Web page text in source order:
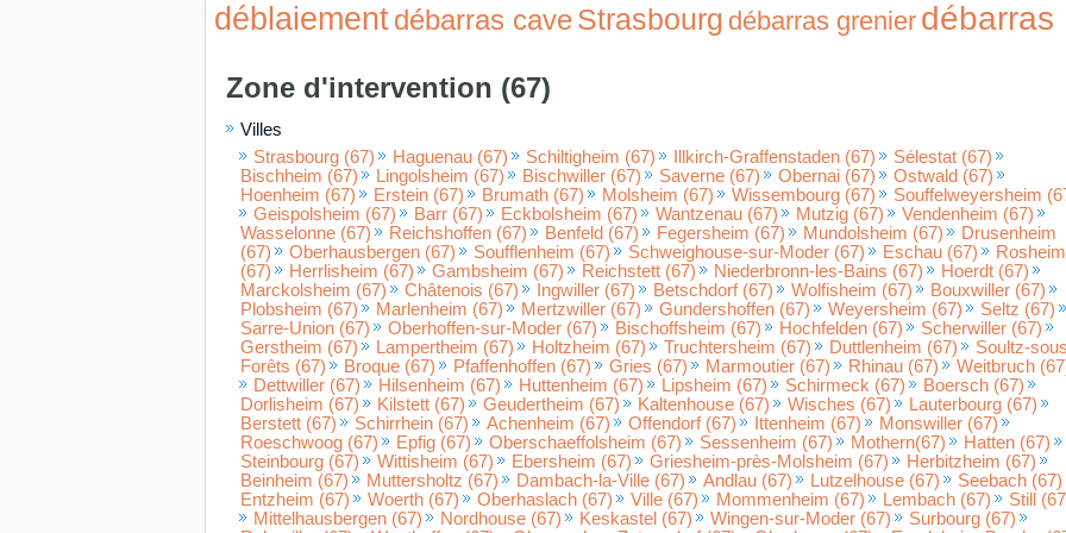
déblaiementdébarras caveStrasbourg débarras grenier débarras
Zone d'intervention (67)
Villes
Strasbourg (67)
Haguenau (67) Schiltigheim (67) Illkirch-Graffenstaden (67)
Sélestat (67)
Bischheim (67)
Lingolsheim (67) Bischwiller (67) Saverne (67) Obernai (67)
Ostwald (67)
Hoenheim (67)
Erstein (67) Brumath (67) Molsheim (67) Wissembourg (67)
Souffelweyersheim
Geispolsheim (67)
Barr (67) Eckbolsheim (67) Wantzenau (67) Mutzig (67)
Vendenheim (67)
Wasselonne (67)
Reichshoffen (67) Benfeld (67) Fegersheim (67) Mundolsheim (67)
Drusenheim
(67)
Oberhausbergen (67) Soufflenheim (67) Schweighouse-sur-Moder (67) Eschau (67)
Rosheim
(67)
Herrlisheim (67) Gambsheim (67) Reichstett (67) Niederbronn-les-Bains (67)
Hoerdt (67)
Marckolsheim (67)
Châtenois (67) Ingwiller (67) Betschdorf (67) Wolfisheim (67)
Bouxwiller (67)
Plobsheim (67)
Marlenheim (67) Mertzwiller (67) Gundershoffen (67) Weyersheim (67)
Seltz (67)
Sarre-Union (67)
Oberhoffen-sur-Moder (67) Bischoffsheim (67) Hochfelden (67)
Scherwiller (67)
Gerstheim (67)
Lampertheim (67) Holtzheim (67) Truchtersheim (67) Duttlenheim (67)
Soultz-
Forêts (67)
Broque (67) Pfaffenhoffen (67) Gries (67) Marmoutier (67) Rhinau (67)
Weitbruch
Dettwiller (67)
Hilsenheim (67) Huttenheim (67) Lipsheim (67) Schirmeck (67)
Boersch (67)
Dorlisheim (67)
Kilstett (67) Geudertheim (67) Kaltenhouse (67) Wisches (67)
Lauterbourg (67)
Berstett (67)
Schirrhein (67) Achenheim (67) Offendorf (67) Ittenheim (67)
Monswiller (67)
Roeschwoog (67)
Epfig (67) Oberschaeffolsheim (67) Sessenheim (67) Mothern(67)
Hatten (67)
Steinbourg (67)
Wittisheim (67) Ebersheim (67) Griesheim-près-Molsheim (67)
Herbitzheim (67)
Beinheim (67)
Muttersholtz (67) Dambach-la-Ville (67) Andlau (67) Lutzelhouse (67)
Seebach (67)
Entzheim (67)
Woerth (67) Oberhaslach (67) Ville (67) Mommenheim (67) Lembach (67)
Still
Mittelhausbergen (67)
Nordhouse (67) Keskastel (67) Wingen-sur-Moder (67)
Surbourg (67)